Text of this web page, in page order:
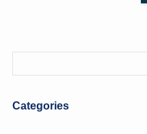
Categories